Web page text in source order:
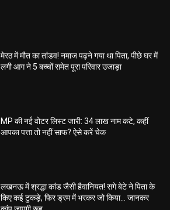
मेरठ में मौत का तांडव! नमाज पढ़ने गया था पिता, पीछे घर में
लगी आग ने 5 बच्चों समेत पूरा परिवार उजाड़ा
MP की नई वोटर लिस्ट जारी: 34 लाख नाम कटे, कहीं
आपका पत्ता तो नहीं साफ? ऐसे करें चेक
लखनऊ में श्रद्धा कांड जैसी हैवानियत! सगे बेटे ने पिता के
किए कई टुकड़े, फिर ड्रम में भरकर जो किया… जानकर